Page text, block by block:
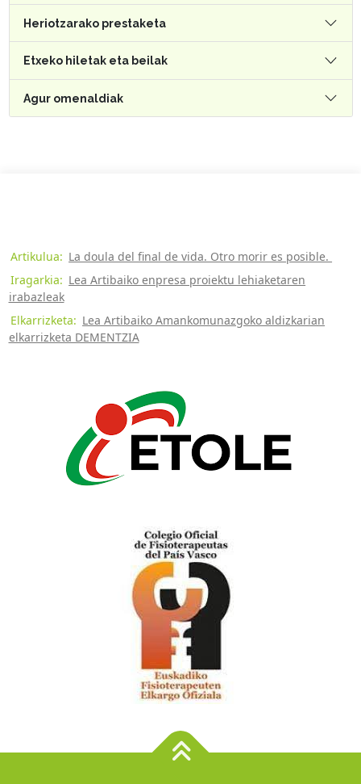
Heriotzarako prestaketa
Etxeko hiletak eta beilak
Agur omenaldiak
Artikulua: La doula del final de vida. Otro morir es posible.
Iragarkia: Lea Artibaiko enpresa proiektu lehiaketaren
irabazleak
Elkarrizketa: Lea Artibaiko Amankomunazgoko aldizkarian
elkarrizketa DEMENTZIA